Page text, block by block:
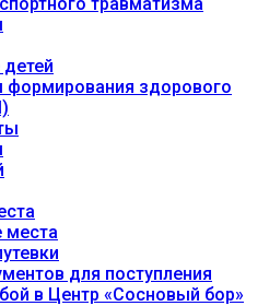
формирования здорового
места
для поступления
в Центр «Сосновый бор»